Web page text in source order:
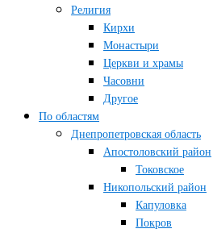
Религия
Кирхи
Монастыри
Церкви и храмы
Часовни
Другое
По областям
Днепропетровская область
Апостоловский район
Токовское
Никопольский район
Капуловка
Покров